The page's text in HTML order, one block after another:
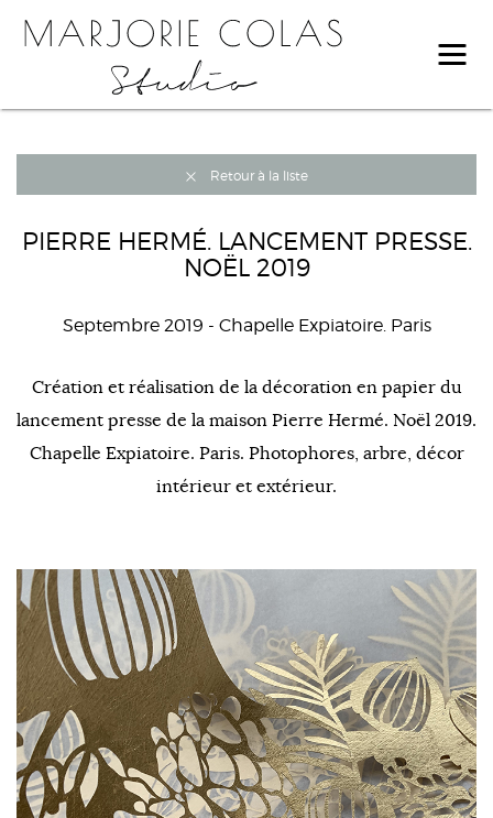
Retour à la liste
PIERRE HERMÉ. LANCEMENT PRESSE.
NOËL 2019
Septembre 2019 - Chapelle Expiatoire. Paris
Création et réalisation de la décoration en papier du
lancement presse de la maison Pierre Hermé. Noël 2019.
Chapelle Expiatoire. Paris. Photophores, arbre, décor
intérieur et extérieur.